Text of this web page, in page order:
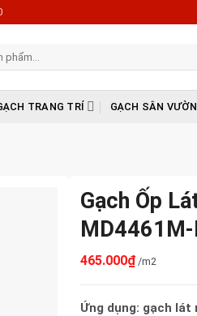
TRANG TRÍ GẠCH SÂN VƯỜN
Gạch Ốp
465.000₫ /m2
Ứng dụng: gạch lát